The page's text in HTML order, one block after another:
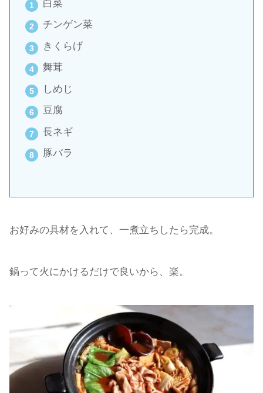
白菜
チンゲン菜
きくらげ
舞茸
しめじ
豆腐
長ネギ
豚バラ
お好みの具材を入れて、一煮立ちしたら完成。
鍋って火にかけるだけで良いから、楽。